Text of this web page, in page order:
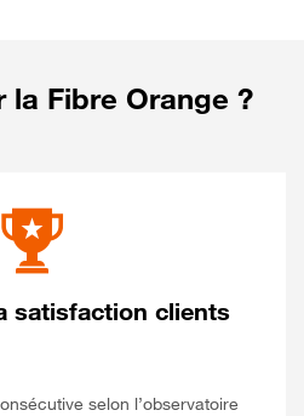
la Fibre Orange ?
satisfaction clients
selon l’observatoire